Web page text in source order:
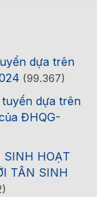
dựa trên
(99.367)
dựa trên
ĐHQG-
SINH HOẠT
TÂN SINH